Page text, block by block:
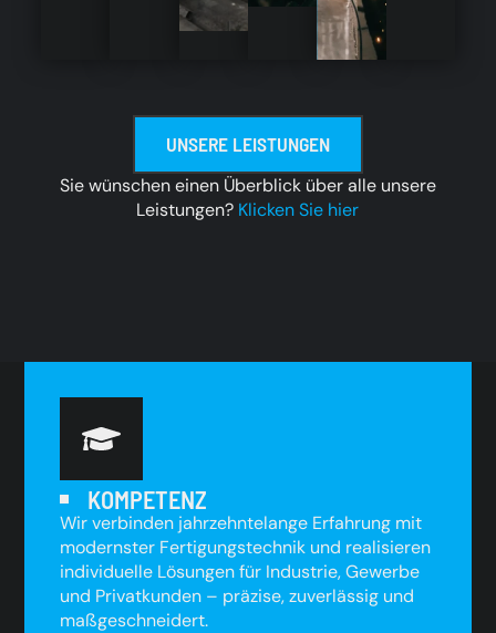
UNSERE LEISTUNGEN
Sie wünschen einen Überblick über alle unsere
Leistungen? Klicken Sie hier
KOMPETENZ
Wir verbinden jahrzehntelange Erfahrung mit
modernster Fertigungstechnik und realisieren
individuelle Lösungen für Industrie, Gewerbe
und Privatkunden – präzise, zuverlässig und
maßgeschneidert.